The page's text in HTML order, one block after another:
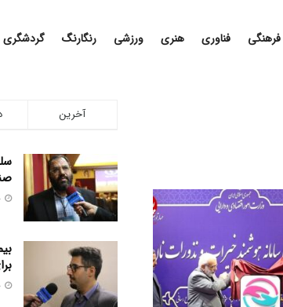
فرهنگی فناوری هنری ورزشی رنگارنگ گردشگری
آخرین